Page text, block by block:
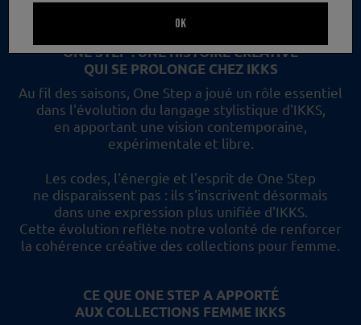
ONE STEP : UNE HISTOIRE CRÉATIVE
QUI SE PROLONGE CHEZ IKKS
Au fil des saisons, One Step a joué un rôle essentiel
dans l'évolution du langage stylistique d'IKKS,
en apportant une vision contemporaine,
expérimentale et libre.
Les codes, l'énergie et l'esprit de One Step
ne disparaissent pas : ils s'inscrivent désormais
dans une expression plus unifiée d'IKKS.
Cette évolution reflète notre volonté de renforcer
la cohérence créative des collections pour femme.
CE QUE ONE STEP A APPORTÉ
AUX COLLECTIONS FEMME IKKS
OK